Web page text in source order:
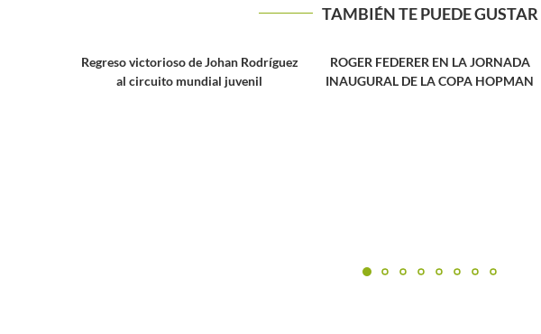
TAMBIÉN TE PUEDE GUSTAR
victorioso de Johan Rodríguez
al circuito mundial juvenil
ROGER FEDERER EN LA JORNADA
INAUGURAL DE LA COPA HOPMAN